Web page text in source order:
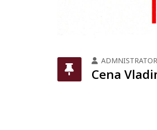
ADMNISTRATOR
Cena